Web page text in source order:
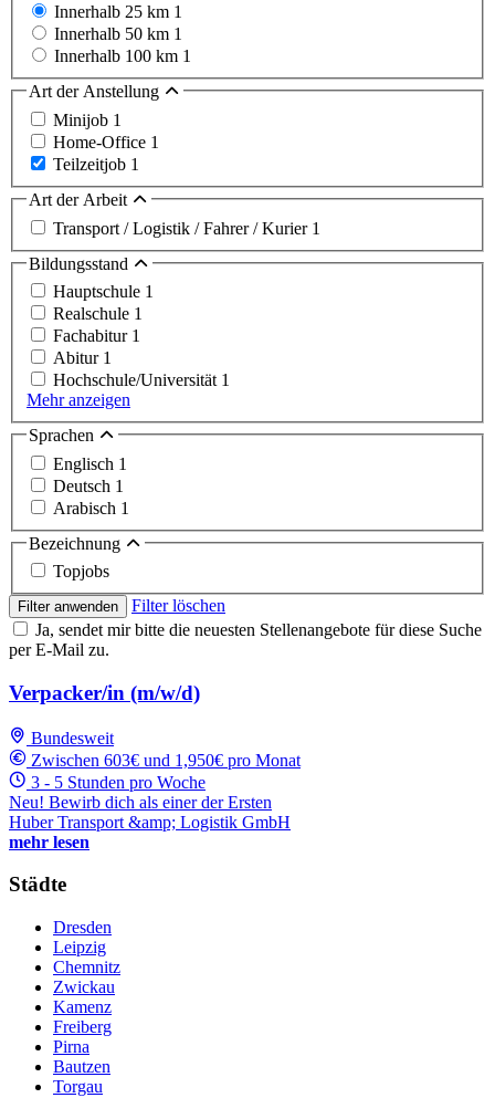
Innerhalb 25 km 1
Innerhalb 50 km 1
Innerhalb 100 km 1
Art der Anstellung
Minijob 1
Home-Office 1
Teilzeitjob 1
Art der Arbeit
Transport / Logistik / Fahrer / Kurier 1
Bildungsstand
Hauptschule 1
Realschule 1
Fachabitur 1
Abitur 1
Hochschule/Universität 1
Mehr anzeigen
Sprachen
Englisch 1
Deutsch 1
Arabisch 1
Bezeichnung
Topjobs
Filter anwenden
Filter löschen
Ja, sendet mir bitte die neuesten Stellenangebote für diese Suche
per E-Mail zu.
Verpacker/in (m/w/d)
Bundesweit
Zwischen 603€ und 1,950€ pro Monat
3 - 5 Stunden pro Woche
Neu! Bewirb dich als einer der Ersten
Huber Transport &amp; Logistik GmbH
mehr lesen
Städte
Dresden
Leipzig
Chemnitz
Zwickau
Kamenz
Freiberg
Pirna
Bautzen
Torgau